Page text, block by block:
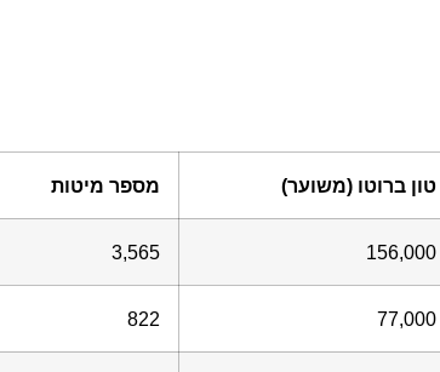
ברוטו (משוער) מספר מיטות
3,565